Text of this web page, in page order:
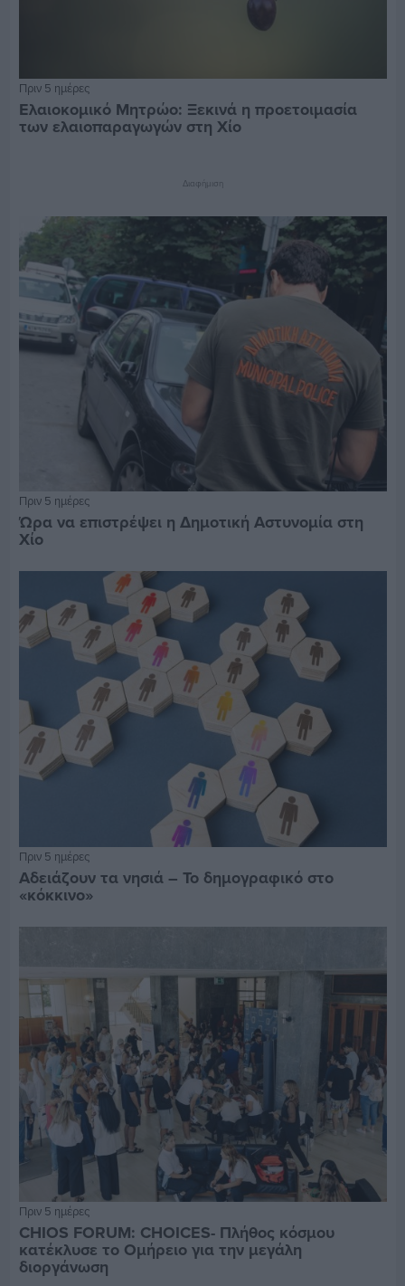
Πριν 5 ημέρες
Ελαιοκομικό Μητρώο: Ξεκινά η προετοιμασία
των ελαιοπαραγωγών στη Χίο
Διαφήμιση
Πριν 5 ημέρες
Ώρα να επιστρέψει η Δημοτική Αστυνομία στη
Χίο
Πριν 5 ημέρες
Αδειάζουν τα νησιά – Το δημογραφικό στο
«κόκκινο»
Πριν 5 ημέρες
CHIOS FORUM: CHOICES- Πλήθος κόσμου
κατέκλυσε το Ομήρειο για την μεγάλη
διοργάνωση